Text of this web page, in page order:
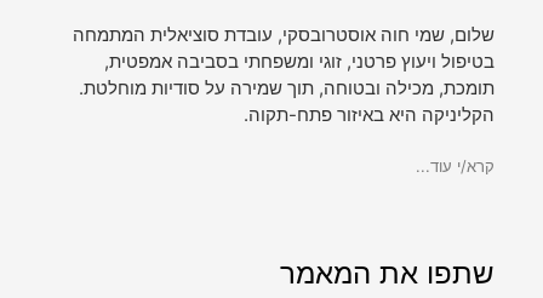
שלום, שמי חוה אוסטרובסקי, עובדת סוציאלית המתמחה
בטיפול ויעוץ פרטני, זוגי ומשפחתי בסביבה אמפטית,
תומכת, מכילה ובטוחה, תוך שמירה על סודיות מוחלטת.
הקליניקה היא באיזור פתח-תקוה.
קרא/י עוד...
שתפו את המאמר